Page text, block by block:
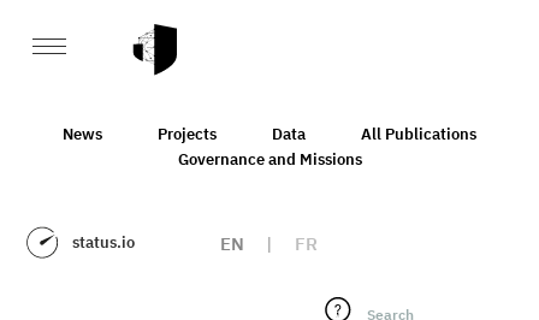
News Projects Data
All Publications
Governance and Missions
status.io EN | FR